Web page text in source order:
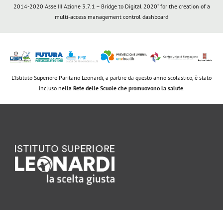
2014-2020 Asse III Azione 3.7.1 – Bridge to Digital 2020” for the creation of a
multi-access management control dashboard
L’Istituto Superiore Paritario Leonardi, a partire da questo anno scolastico, è stato
incluso nella Rete delle Scuole che promuovono la salute.